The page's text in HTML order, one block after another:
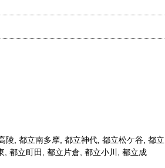
陵 都立南多摩, 都立神代, 都立松ケ谷, 都立
都立町田 都立片倉 都立小川
都立成